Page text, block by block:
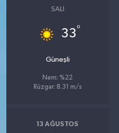
SALI
33°
Güneşli
Nem: %22
Rüzgar: 8.31 m/s
13 AĞUSTOS